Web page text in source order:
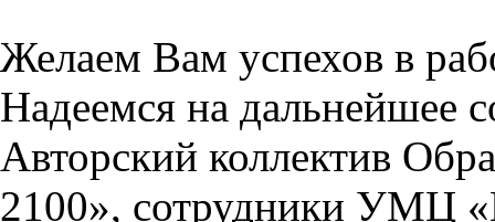
Желаем Вам успехов в
Надеемся на дальнейшее
Авторский коллектив
2100», сотрудники УМЦ